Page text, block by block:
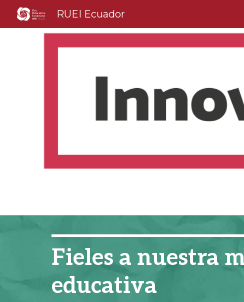
Skip to
RUEI Ecuador
Fieles a nuestra
educativa